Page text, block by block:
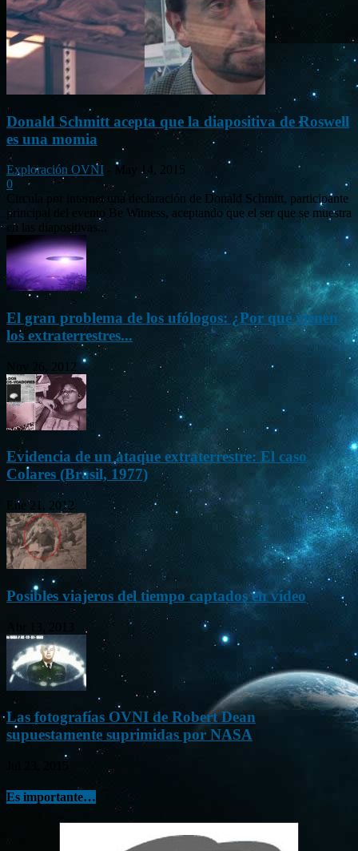
Donald Schmitt acepta que la diapositiva de Roswell
es una momia
Exploración OVNI
May 14, 2015
0
Circula por internet una declaración de Donald Schmitt, participante
principal del evento Be Witness, aceptando que el ser que se muestra
en las diapositivas...
El gran problema de los ufólogos: ¿Por qué vienen
los extraterrestres...
Nov 26, 2012
Evidencia de un ataque extraterrestre: El caso
Colares (Brasil, 1977)
Ene 21, 2012
Posibles viajeros del tiempo captados en vídeo
Las fotografías OVNI de Robert Dean
supuestamente suprimidas por NASA
Jul 23, 2015
Es importante…